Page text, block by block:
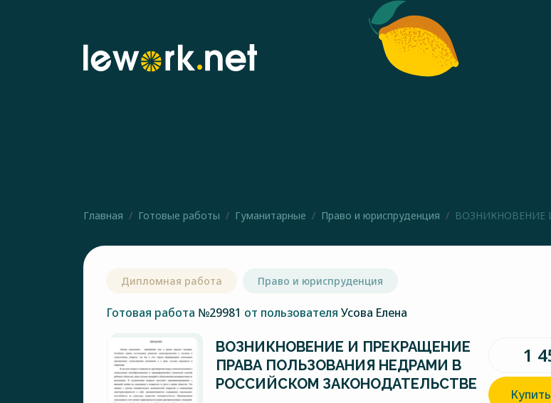
Главная Готовые работы Гуманитарные Право и юриспруденция ВОЗНИКНОВЕНИЕ
Дипломная работа Право и юриспруденция
Готовая работа №29981 от пользователя Усова Елена
ВОЗНИКНОВЕНИЕ И ПРЕКРАЩЕНИЕ
ПРАВА ПОЛЬЗОВАНИЯ НЕДРАМИ В
РОССИЙСКОМ ЗАКОНОДАТЕЛЬСТВЕ
1